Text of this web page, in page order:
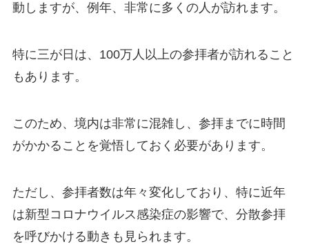
動しますが、例年、非常に多くの人が訪れます。
特に三が日は、100万人以上の参拝者が訪れること
もあります。
このため、境内は非常に混雑し、参拝までに時間
がかかることを覚悟しておく必要があります。
ただし、参拝者数は年々変化しており、特に近年
は新型コロナウイルス感染症の影響で、分散参拝
を呼びかける動きも見られます。